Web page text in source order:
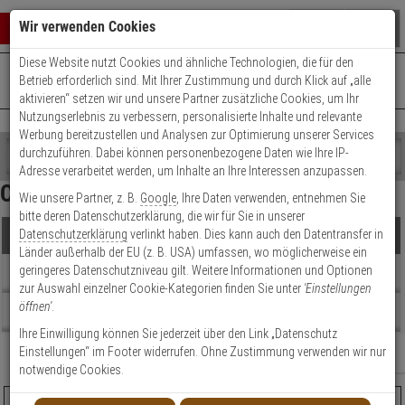
0 ARTIKEL IM WARENKORB
Ihr Warenkorb ist momentan leer.
Ergebnisse (54) Fertig
Preis Filter ( 54
€ €
Sicherheitslevel
Artikelauswahl
Shop
durchsuchen
Bitte
geben
Sie
mindestens
3
Zeichen
ein,
um
die
Suche
Es
wurde
noch
Kategorien
Suche
gestartet
+49 (0)821 899 493-0Mo. - Do.: 8:00 - 16:30 | Fr.: 8:00 - 14:00 Uhr
Kontaktservice nutzen
CES
Produkte
Topseller
Filter anzeigen Relevanz
Wir verwenden Cookies
Diese Website nutzt Cookies und ähnliche Technologien, die für den
Betrieb erforderlich sind. Mit Ihrer Zustimmung und durch Klick auf „alle
aktivieren“ setzen wir und unsere Partner zusätzliche Cookies, um Ihr
Nutzungserlebnis zu verbessern, personalisierte Inhalte und relevante
Werbung bereitzustellen und Analysen zur Optimierung unserer Services
durchzuführen. Dabei können personenbezogene Daten wie Ihre IP-
Adresse verarbeitet werden, um Inhalte an Ihre Interessen anzupassen.
Wie unsere Partner, z. B. Google , Ihre Daten verwenden, entnehmen Sie
bitte deren Datenschutzerklärung, die wir für Sie in unserer
Datenschutzerklärung verlinkt haben. Dies kann auch den Datentransfer in
Länder außerhalb der EU (z. B. USA) umfassen, wo möglicherweise ein
geringeres Datenschutzniveau gilt. Weitere Informationen und Optionen
zur Auswahl einzelner Cookie-Kategorien finden Sie unter 'Einstellungen
öffnen'.
Ihre Einwilligung können Sie jederzeit über den Link „Datenschutz
Einstellungen“ im Footer widerrufen. Ohne Zustimmung verwenden wir nur
notwendige Cookies.